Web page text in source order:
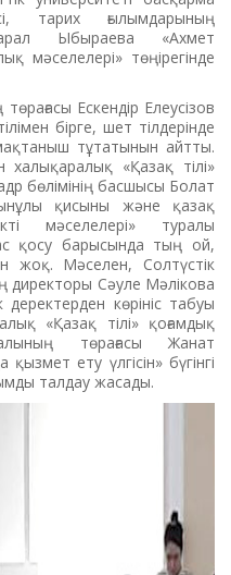
тарих ғылымдарының
Ыбыраева «Ахмет
мәселелері» төңірегінде
Ескендір Елеусізов
бірге, шет тілдерінде
тұтатынын айтты.
халықаралық «Қазақ тілі»
бөлімінің басшысы Болат
қисыны және қазақ
мәселелері» туралы
қосу барысында тың ой,
жоқ. Мәселен, Солтүстік
директоры Сәуле Мәлікова
деректерден көрініс табуы
«Қазақ тілі» қоғамдық
төрағасы Жанат
ету үлгісін» бүгінгі
талдау жасады.